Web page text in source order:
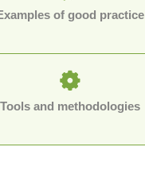
of good practice
Tools and methodologies